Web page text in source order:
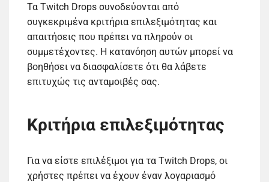
Τα Twitch Drops συνοδεύονται από
συγκεκριμένα κριτήρια επιλεξιμότητας και
απαιτήσεις που πρέπει να πληρούν οι
συμμετέχοντες. Η κατανόηση αυτών μπορεί να
βοηθήσει να διασφαλίσετε ότι θα λάβετε
επιτυχώς τις ανταμοιβές σας.
Κριτήρια επιλεξιμότητας
Για να είστε επιλέξιμοι για τα Twitch Drops, οι
χρήστες πρέπει να έχουν έναν λογαριασμό